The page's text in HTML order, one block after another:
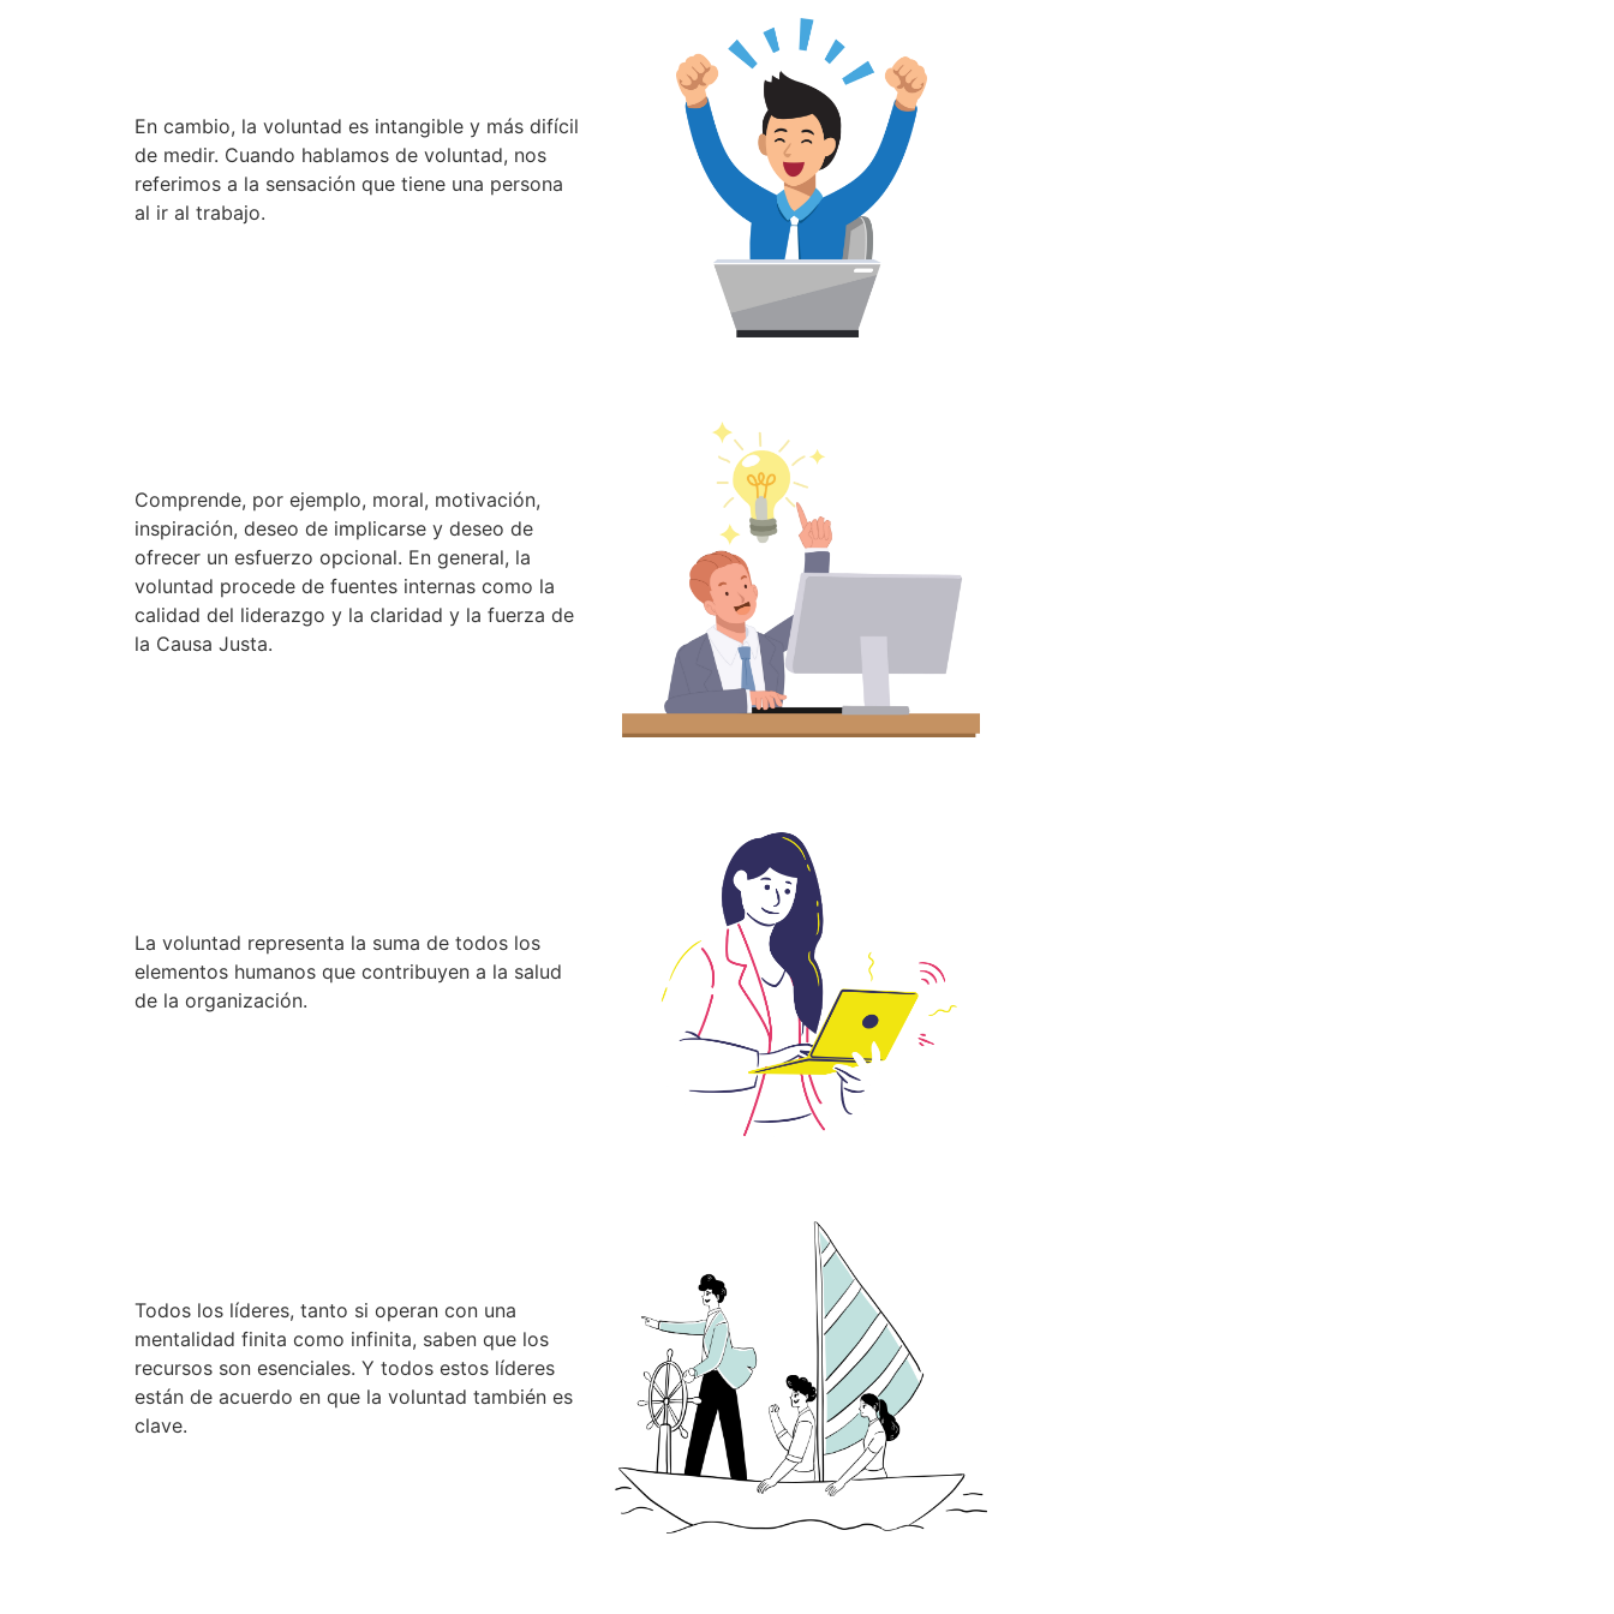
En cambio, la voluntad es intangible y más difícil
de medir. Cuando hablamos de voluntad, nos
referimos a la sensación que tiene una persona
al ir al trabajo.
Comprende, por ejemplo, moral, motivación,
inspiración, deseo de implicarse y deseo de
ofrecer un esfuerzo opcional. En general, la
voluntad procede de fuentes internas como la
calidad del liderazgo y la claridad y la fuerza de
la Causa Justa.
La voluntad representa la suma de todos los
elementos humanos que contribuyen a la salud
de la organización.
Todos los líderes, tanto si operan con una
mentalidad finita como infinita, saben que los
recursos son esenciales. Y todos estos líderes
están de acuerdo en que la voluntad también es
clave.